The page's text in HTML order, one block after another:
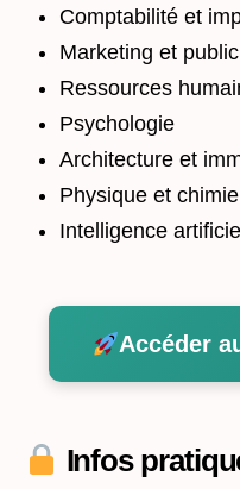
Comptabilité et
Marketing et
Ressources
Psychologie
Architecture et
Physique et chimie
Intelligence
Accéder
Infos